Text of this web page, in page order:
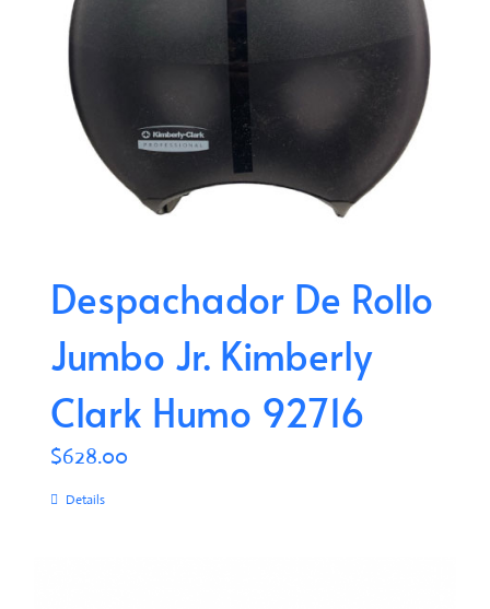
Despachador De Rollo
Jumbo Jr. Kimberly
Clark Humo 92716
$628.00
Details